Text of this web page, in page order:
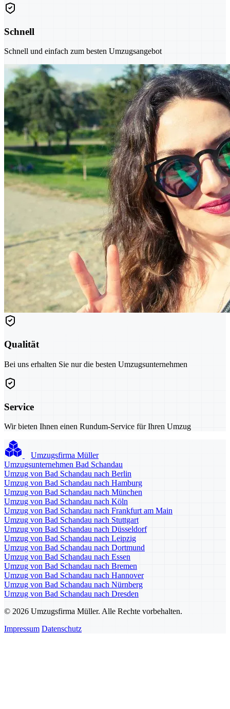
Schnell
Schnell und einfach zum besten Umzugsangebot
Qualität
Bei uns erhalten Sie nur die besten Umzugsunternehmen
Service
Wir bieten Ihnen einen Rundum-Service für Ihren Umzug
Umzugsfirma Müller
Umzugsunternehmen Bad Schandau
Umzug von Bad Schandau nach Berlin
Umzug von Bad Schandau nach Hamburg
Umzug von Bad Schandau nach München
Umzug von Bad Schandau nach Köln
Umzug von Bad Schandau nach Frankfurt am Main
Umzug von Bad Schandau nach Stuttgart
Umzug von Bad Schandau nach Düsseldorf
Umzug von Bad Schandau nach Leipzig
Umzug von Bad Schandau nach Dortmund
Umzug von Bad Schandau nach Essen
Umzug von Bad Schandau nach Bremen
Umzug von Bad Schandau nach Hannover
Umzug von Bad Schandau nach Nürnberg
Umzug von Bad Schandau nach Dresden
© 2026 Umzugsfirma Müller. Alle Rechte vorbehalten.
Impressum Datenschutz